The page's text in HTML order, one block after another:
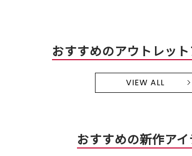
おすすめのアウトレッ
VIEW ALL
おすすめの新作ア